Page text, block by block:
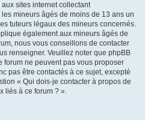
sites internet collectant
mineurs âgés de moins de 13 ans un
tuteurs légaux des mineurs concernés.
également aux mineurs âgés de
nous vous conseillons de contacter
renseigner. Veuillez noter que phpBB
forum ne peuvent pas vous proposer
pas être contactés à ce sujet, excepté
« Qui dois-je contacter à propos de
liés à ce forum ? ».